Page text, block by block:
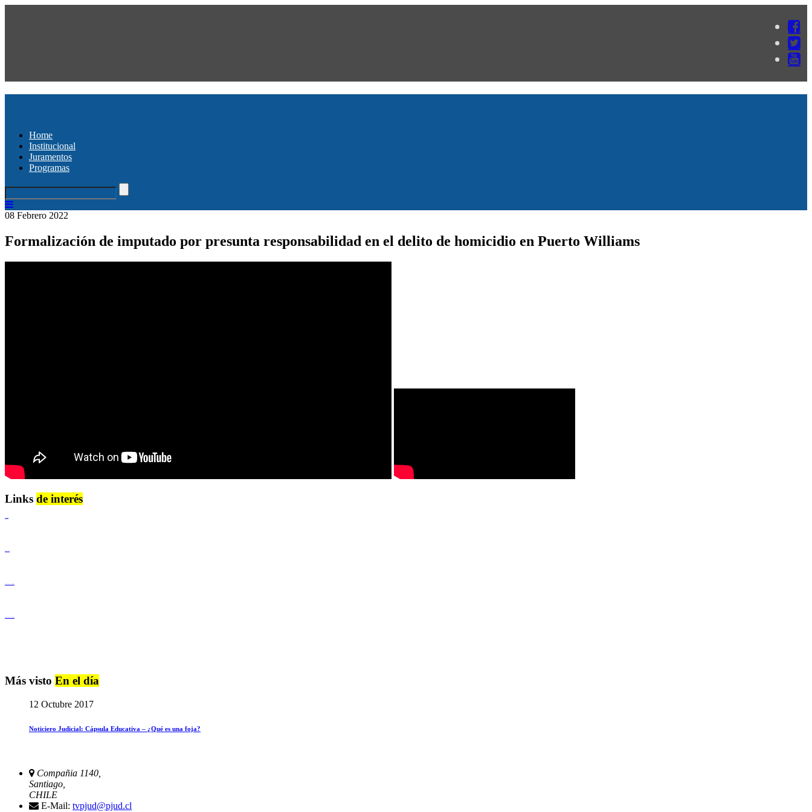
Home
Institucional
Juramentos
Programas
08 Febrero 2022
Formalización de imputado por presunta responsabilidad en el delito de homicidio en Puerto Williams
Links de interés
Más visto En el día
12 Octubre 2017
Noticiero Judicial: Cápsula Educativa – ¿Qué es una foja?
Compañia 1140,
Santiago,
CHILE
E-Mail: tvpjud@pjud.cl